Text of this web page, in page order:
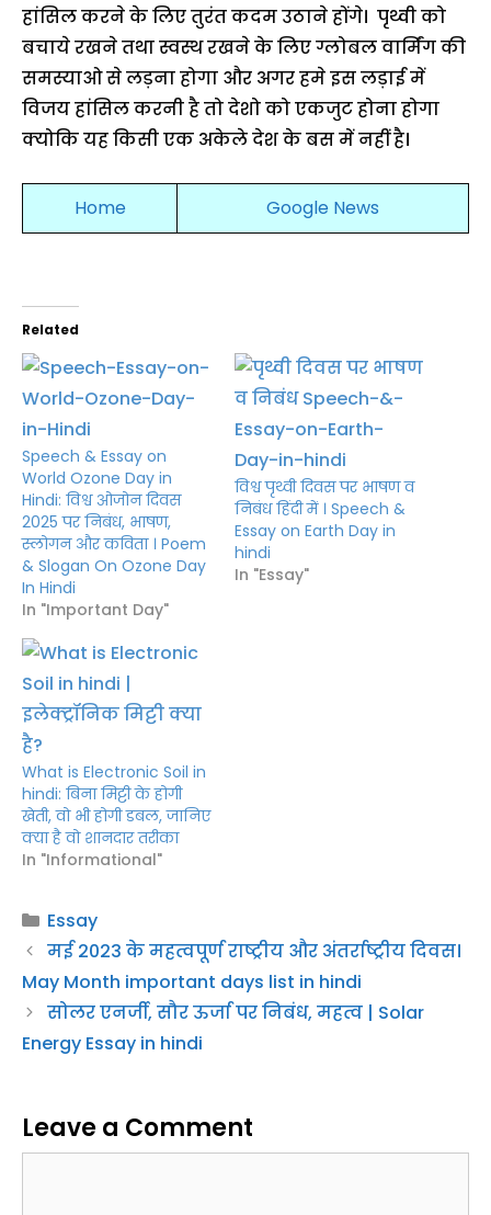
हांसिल करने के लिए तुरंत कदम उठाने होंगे। पृथ्वी को
बचाये रखने तथा स्वस्थ रखने के लिए ग्लोबल वार्मिंग की
समस्याओ से लड़ना होगा और अगर हमे इस लड़ाई में
विजय हांसिल करनी है तो देशो को एकजुट होना होगा
क्योकि यह किसी एक अकेले देश के बस में नहीं है।
Home Google News
Related
Speech & Essay on
World Ozone Day in
Hindi: विश्व ओजोन दिवस
2025 पर निबंध, भाषण,
स्लोगन और कविता । Poem
& Slogan On Ozone Day
In Hindi
In "Important Day"
विश्व पृथ्वी दिवस पर भाषण व
निबंध हिंदी में । Speech &
Essay on Earth Day in
hindi
In "Essay"
What is Electronic Soil in
hindi: बिना मिट्टी के होगी
खेती, वो भी होगी डबल, जानिए
क्या है वो शानदार तरीका
In "Informational"
Categories
Essay
मई 2023 के महत्वपूर्ण राष्ट्रीय और अंतर्राष्ट्रीय दिवस।
May Month important days list in hindi
सोलर एनर्जी, सौर ऊर्जा पर निबंध, महत्व | Solar
Energy Essay in hindi
Leave a Comment